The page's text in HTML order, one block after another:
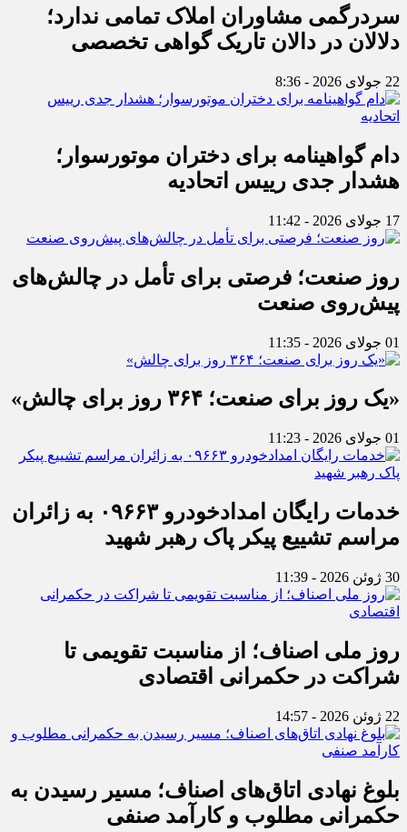
سردرگمی مشاوران املاک تمامی ندارد؛
دلالان در دالان تاریک گواهی تخصصی
22 جولای 2026 - 8:36
دام گواهینامه برای دختران موتورسوار؛
هشدار جدی رییس اتحادیه
17 جولای 2026 - 11:42
روز صنعت؛ فرصتی برای تأمل در چالش‌های
پیش‌روی صنعت
01 جولای 2026 - 11:35
«یک روز برای صنعت؛ ۳۶۴ روز برای چالش»
01 جولای 2026 - 11:23
خدمات رایگان امدادخودرو ۰۹۶۶۳ به زائران
مراسم تشییع پیکر پاک رهبر شهید
30 ژوئن 2026 - 11:39
روز ملی اصناف؛ از مناسبت تقویمی تا
شراکت در حکمرانی اقتصادی
22 ژوئن 2026 - 14:57
بلوغ نهادی اتاق‌های اصناف؛ مسیر رسیدن به
حکمرانی مطلوب و کارآمد صنفی